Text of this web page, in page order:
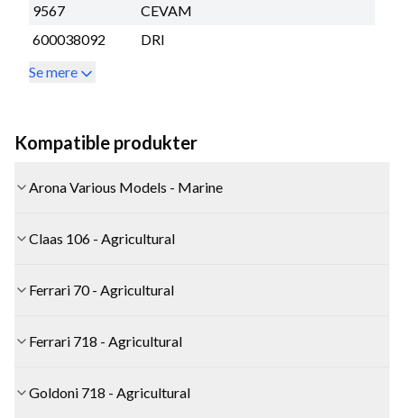
9567
CEVAM
600038092
DRI
Se mere
Kompatible produkter
Arona Various Models - Marine
Claas 106 - Agricultural
Ferrari 70 - Agricultural
Ferrari 718 - Agricultural
Goldoni 718 - Agricultural